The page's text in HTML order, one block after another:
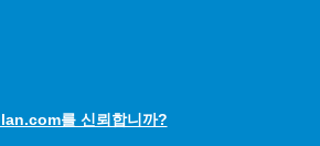
를 신뢰합니까?